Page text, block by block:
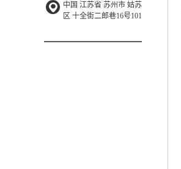
中国 江苏省 苏州市 姑苏
区 十全街二郎巷16号101